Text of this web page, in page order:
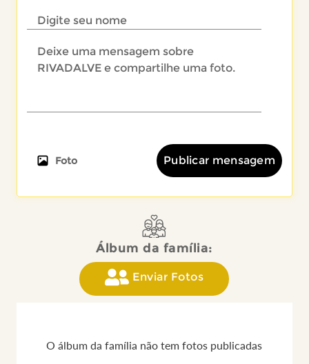
Foto Publicar mensagem
Álbum da família:
Enviar Fotos
O álbum da família não tem fotos publicadas